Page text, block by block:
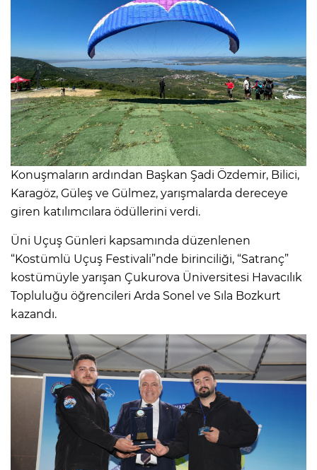
Konuşmaların ardından Başkan Şadi Özdemir, Bilici,
Karagöz, Güleş ve Gülmez, yarışmalarda dereceye
giren katılımcılara ödüllerini verdi.
Üni Uçuş Günleri kapsamında düzenlenen
“Kostümlü Uçuş Festivali”nde birinciliği, “Satranç”
kostümüyle yarışan Çukurova Üniversitesi Havacılık
Topluluğu öğrencileri Arda Sonel ve Sıla Bozkurt
kazandı.